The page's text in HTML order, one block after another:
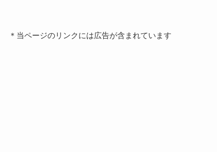
＊当ページのリンクには広告が含まれています